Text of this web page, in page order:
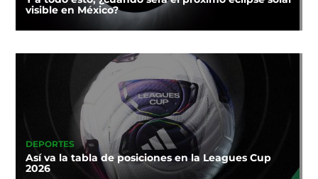
visible en México?
DEPORTES
Así va la tabla de posiciones en la Leagues Cup
2026